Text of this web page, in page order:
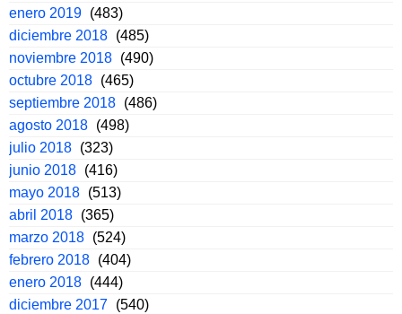
enero 2019 (483)
diciembre 2018 (485)
noviembre 2018 (490)
octubre 2018 (465)
septiembre 2018 (486)
agosto 2018 (498)
julio 2018 (323)
junio 2018 (416)
mayo 2018 (513)
abril 2018 (365)
marzo 2018 (524)
febrero 2018 (404)
enero 2018 (444)
diciembre 2017 (540)